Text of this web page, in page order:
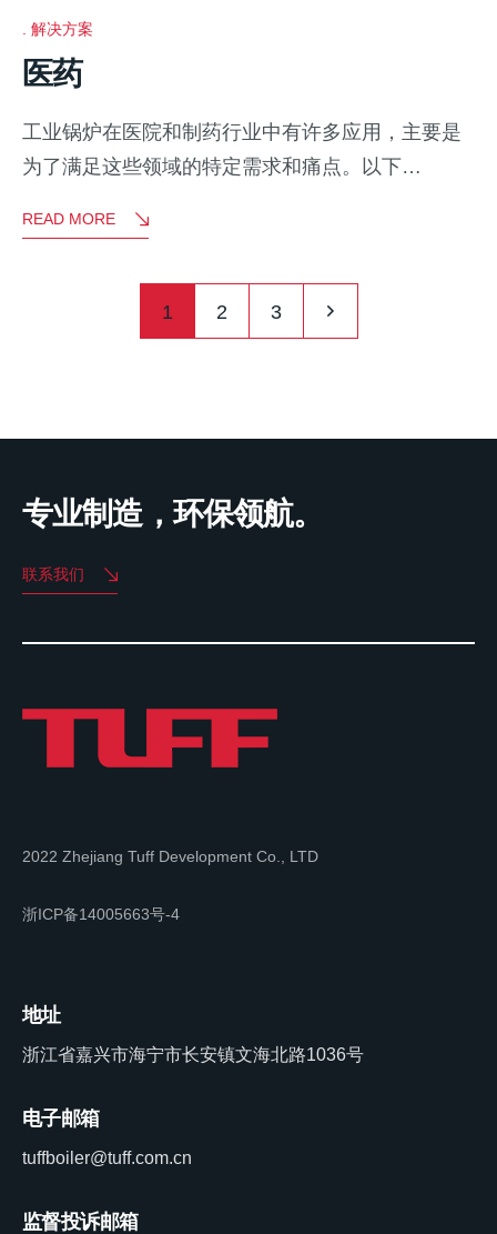
解决方案
医药
工业锅炉在医院和制药行业中有许多应用，主要是
为了满足这些领域的特定需求和痛点。以下…
READ MORE
1 2 3
专业制造，环保领航。
联系我们
2022 Zhejiang Tuff Development Co., LTD
浙ICP备14005663号-4
地址
浙江省嘉兴市海宁市长安镇文海北路1036号
电子邮箱
tuffboiler@tuff.com.cn
监督投诉邮箱